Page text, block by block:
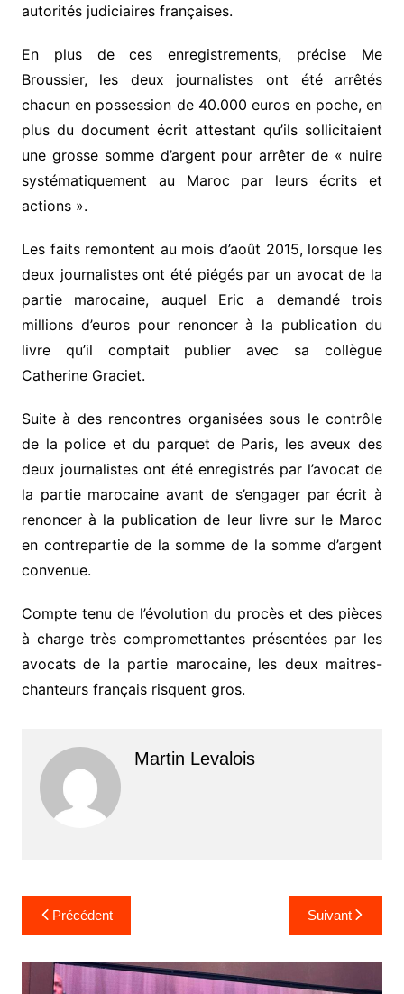
autorités judiciaires françaises.
En plus de ces enregistrements, précise Me
Broussier, les deux journalistes ont été arrêtés
chacun en possession de 40.000 euros en poche, en
plus du document écrit attestant qu’ils sollicitaient
une grosse somme d’argent pour arrêter de « nuire
systématiquement au Maroc par leurs écrits et
actions ».
Les faits remontent au mois d’août 2015, lorsque les
deux journalistes ont été piégés par un avocat de la
partie marocaine, auquel Eric a demandé trois
millions d’euros pour renoncer à la publication du
livre qu’il comptait publier avec sa collègue
Catherine Graciet.
Suite à des rencontres organisées sous le contrôle
de la police et du parquet de Paris, les aveux des
deux journalistes ont été enregistrés par l’avocat de
la partie marocaine avant de s’engager par écrit à
renoncer à la publication de leur livre sur le Maroc
en contrepartie de la somme de la somme d’argent
convenue.
Compte tenu de l’évolution du procès et des pièces
à charge très compromettantes présentées par les
avocats de la partie marocaine, les deux maitres-
chanteurs français risquent gros.
Martin Levalois
Navigation
de
l’article
Précédent Suivant